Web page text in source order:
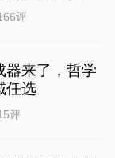
评
器来了，哲学
任选
评